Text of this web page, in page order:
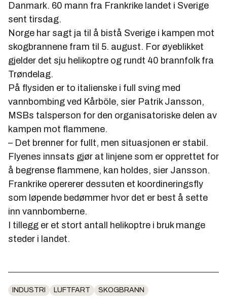
Danmark. 60 mann fra Frankrike landet i Sverige
sent tirsdag.
Norge har sagt ja til å bistå Sverige i kampen mot
skogbrannene fram til 5. august. For øyeblikket
gjelder det sju helikoptre og rundt 40 brannfolk fra
Trøndelag.
På flysiden er to italienske i full sving med
vannbombing ved Kårböle, sier Patrik Jansson,
MSBs talsperson for den organisatoriske delen av
kampen mot flammene.
– Det brenner for fullt, men situasjonen er stabil.
Flyenes innsats gjør at linjene som er opprettet for
å begrense flammene, kan holdes, sier Jansson.
Frankrike opererer dessuten et koordineringsfly
som løpende bedømmer hvor det er best å sette
inn vannbomberne.
I tillegg er et stort antall helikoptre i bruk mange
steder i landet.
INDUSTRI LUFTFART SKOGBRANN